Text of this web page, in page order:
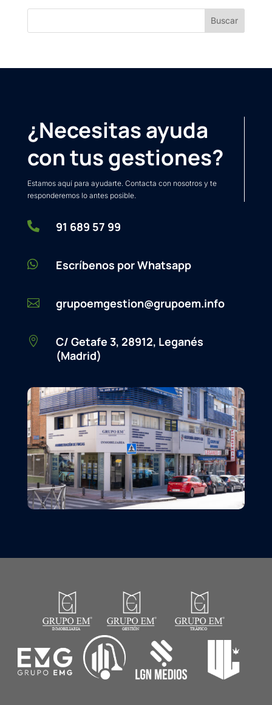
¿Necesitas ayuda
con tus gestiones?
Estamos aquí para ayudarte. Contacta con nosotros y te
responderemos lo antes posible.
 91 689 57 99
 Escríbenos por Whatsapp
 grupoemgestion@grupoem.info

C/ Getafe 3, 28912, Leganés
(Madrid)